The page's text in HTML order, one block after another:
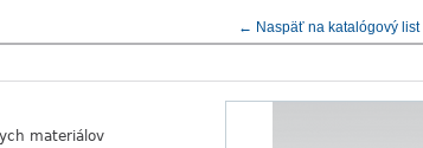
← Naspäť na katalógový list|
materiálov